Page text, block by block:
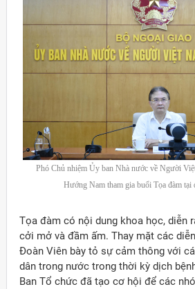
Phó Chủ nhiệm Ủy ban Nhà nước về Người
Hướng Nam tham gia buổi Tọa đàm tại
Tọa đàm có nội dung khoa học, diễn
cởi mở và đầm ấm. Thay mặt các
Đoàn Viên bày tỏ sự cảm thông với
dân trong nước trong thời kỳ dịch
Ban Tổ chức đã tạo cơ hội để các